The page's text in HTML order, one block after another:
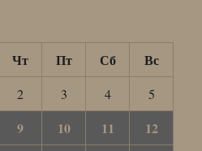
Чт Пт Сб
Вс
2 3 4
5
9 10 11
12